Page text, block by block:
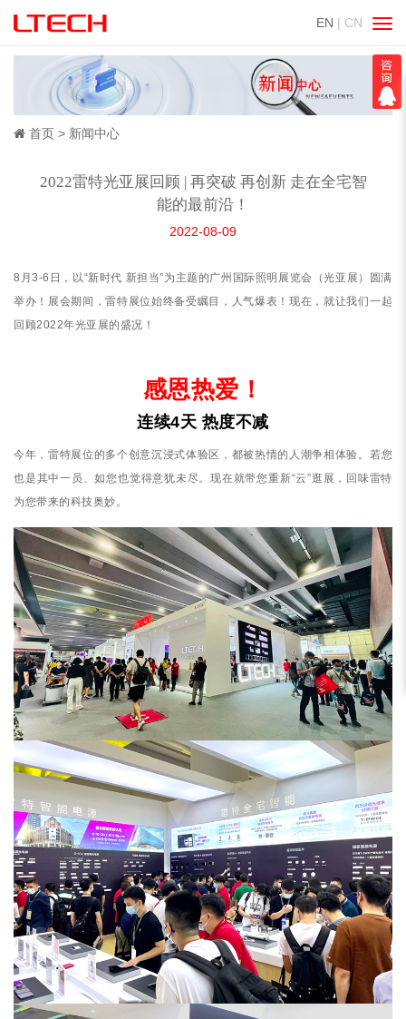
EN | CN
切
换
导
航
首页 新闻中心
2022雷特光亚展回顾 | 再突破 再创新 走在全宅智
能的最前沿！
2022-08-09
8月3-6日，以“新时代 新担当”为主题的广州国际照明展览会（光亚展）圆满
举办！展会期间，雷特展位始终备受瞩目，人气爆表！现在，就让我们一起
回顾2022年光亚展的盛况！
感恩热爱！
连续4天 热度不减
今年，雷特展位的多个创意沉浸式体验区，都被热情的人潮争相体验。若您
也是其中一员、如您也觉得意犹未尽。现在就带您重新“云”逛展，回味雷特
为您带来的科技奥妙。